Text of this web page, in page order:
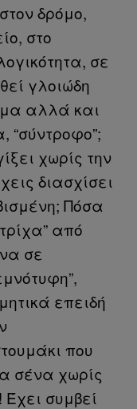
δρόμο,
στο
σε
γλοιώδη
αλλά και
“σύντροφο”;
χωρίς την
διασχίσει
Πόσα
από
σε
επειδή
που
σένα χωρίς
συμβεί